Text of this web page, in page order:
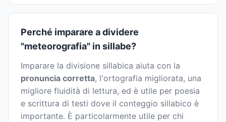
Perché imparare a dividere
"meteorografia" in sillabe?
Imparare la divisione sillabica aiuta con la
pronuncia corretta, l'ortografia migliorata, una
migliore fluidità di lettura, ed è utile per poesia
e scrittura di testi dove il conteggio sillabico è
importante. È particolarmente utile per chi